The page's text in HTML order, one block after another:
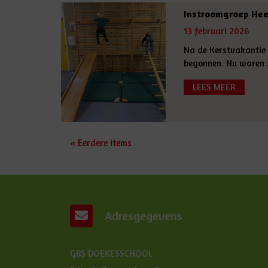
Instroomgroep
13 februari 2026
Na de
begonnen. Nu waren
LEES MEER
« Eerdere items
Adresgegevens
GBS DOEKESSCHOOL